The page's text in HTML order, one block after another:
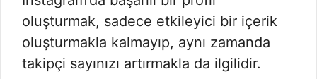
oluşturmak, sadece etkileyici bir içerik
oluşturmakla kalmayıp, aynı zamanda
takipçi sayınızı artırmakla da ilgilidir.